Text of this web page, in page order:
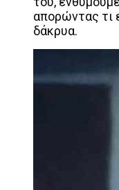
απορώντας τι
δάκρυα.